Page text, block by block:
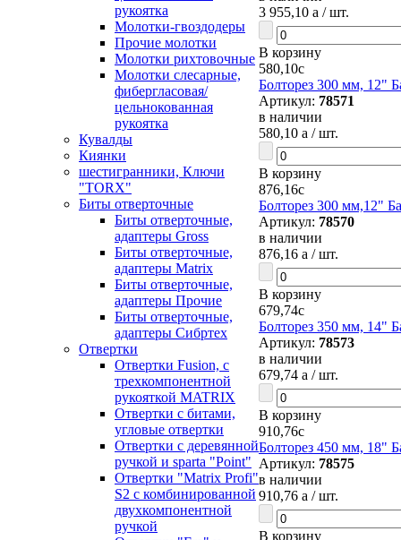
рукоятка
Молотки-гвоздодеры
Прочие молотки
Молотки рихтовочные
Молотки слесарные,
фибергласовая/
цельнокованная
рукоятка
Кувалды
Киянки
шестигранники, Ключи
"TORX"
Биты отверточные
Биты отверточные,
адаптеры Gross
Биты отверточные,
адаптеры Matrix
Биты отверточные,
адаптеры Прочие
Биты отверточные,
адаптеры Сибртех
Отвертки
Отвертки Fusion, c
трехкомпонентной
рукояткой MATRIX
Отвертки с битами,
угловые отвертки
Отвертки с деревянной
ручкой и sparta "Point"
Отвертки "Matrix Profi"
S2 с комбинированной
двухкомпонентной
ручкой
3 955,10 a / шт.
В корзину
580,10c
Болторез 300 мм, 12"
Артикул: 78571
в наличии
580,10 a / шт.
В корзину
876,16c
Болторез 300 мм,12"
Артикул: 78570
в наличии
876,16 a / шт.
В корзину
679,74c
Болторез 350 мм, 14"
Артикул: 78573
в наличии
679,74 a / шт.
В корзину
910,76c
Болторез 450 мм, 18"
Артикул: 78575
в наличии
910,76 a / шт.
В корзину